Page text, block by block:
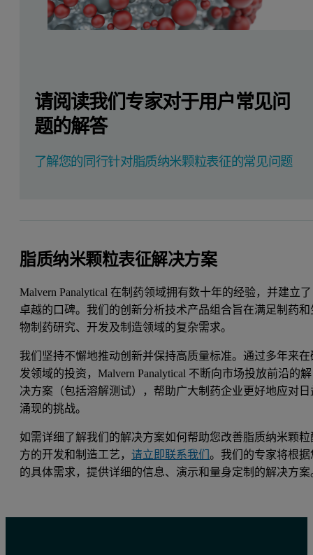
请阅读我们专家对于用户常见问
题的解答
了解您的同行针对脂质纳米颗粒表征的常见问题
脂质纳米颗粒表征解决方案
Malvern Panalytical 在制药领域拥有数十年的经验，并建立了
卓越的口碑。我们的创新分析技术产品组合旨在满足制药和
物制药研究、开发及制造领域的复杂需求。
我们坚持不懈地推动创新并保持高质量标准。通过多年来在
发领域的投资，Malvern Panalytical 不断向市场投放前沿的解
决方案（包括溶解测试），帮助广大制药企业更好地应对日
涌现的挑战。
如需详细了解我们的解决方案如何帮助您改善脂质纳米颗粒
方的开发和制造工艺，请立即联系我们。我们的专家将根据
的具体需求，提供详细的信息、演示和量身定制的解决方案